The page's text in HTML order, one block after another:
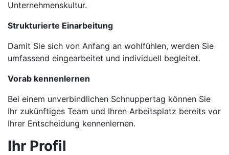
Unternehmenskultur.
Strukturierte Einarbeitung
Damit Sie sich von Anfang an wohlfühlen, werden Sie
umfassend eingearbeitet und individuell begleitet.
Vorab kennenlernen
Bei einem unverbindlichen Schnuppertag können Sie
Ihr zukünftiges Team und Ihren Arbeitsplatz bereits vor
Ihrer Entscheidung kennenlernen.
Ihr Profil